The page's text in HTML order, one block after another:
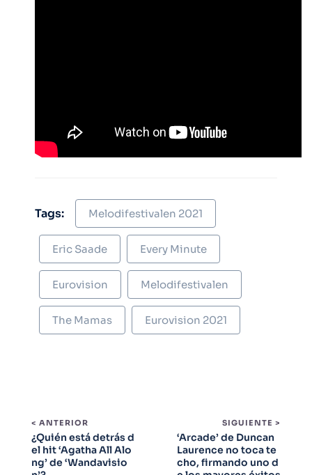
Tags: Melodifestivalen 2021
Eric Saade Every Minute
Eurovision Melodifestivalen
The Mamas Eurovision 2021
< ANTERIOR
¿Quién está detrás d
el hit ‘Agatha All Alo
ng’ de ‘Wandavisio
SIGUIENTE >
‘Arcade’ de Duncan
Laurence no toca te
cho, firmando uno d